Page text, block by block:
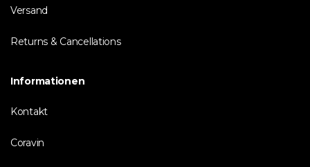
Versand
Returns & Cancellations
Informationen
Kontakt
Coravin